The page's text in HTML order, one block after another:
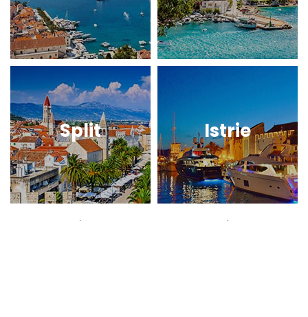
Split Istrie